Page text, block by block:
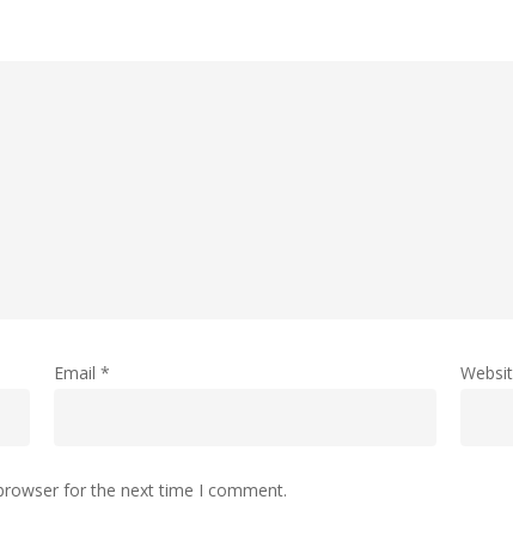
Email *
for the next time I comment.